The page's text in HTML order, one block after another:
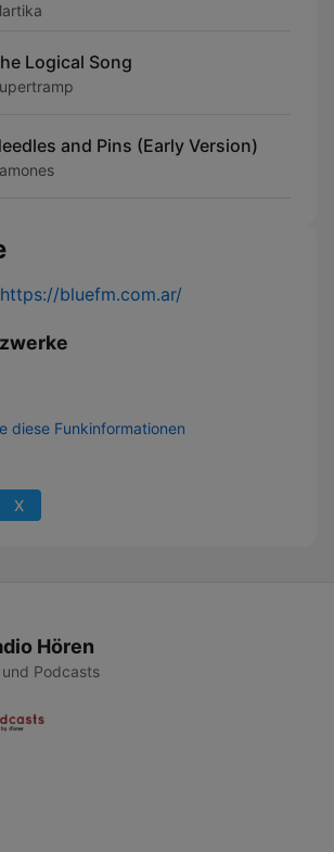
Logical Song
and Pins (Early Version)
https://bluefm.com.ar/
diese Funkinformationen
X
Hören
Podcasts